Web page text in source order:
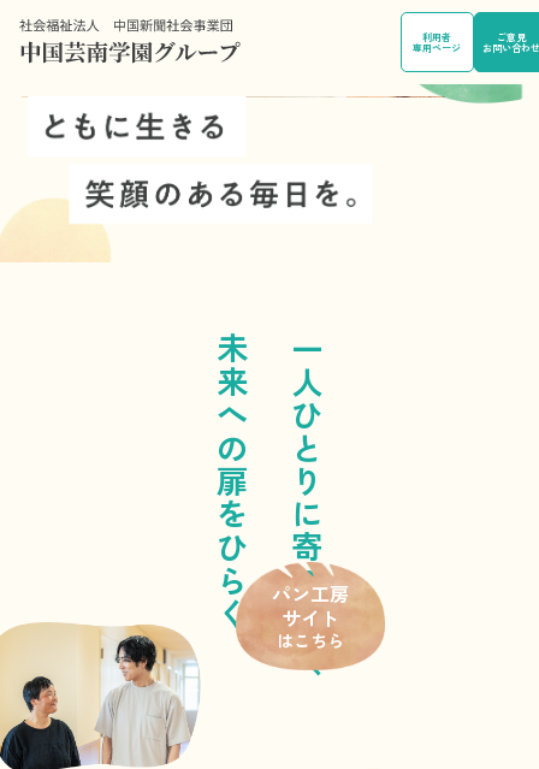
利用者
専用ページ
ご意見
お問い合わせ
採用サイト
はこちら
パン工房
サイト
はこちら
一人ひとりに寄り添い、
未来への扉をひらく